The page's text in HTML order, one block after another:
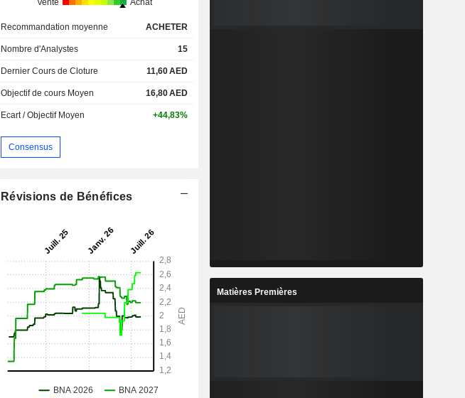
Vente Achat
Recommandation moyenne ACHETER
Nombre d'Analystes 15
Dernier Cours de Cloture 11,60AED
Objectif de cours Moyen 16,80AED
Ecart / Objectif Moyen +44,83%
Consensus
Révisions de Bénéfices
Matières Premières